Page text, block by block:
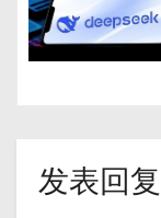
发表回复